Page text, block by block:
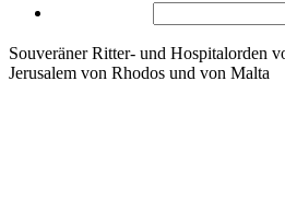
Souveräner Ritter- und Hospitalorden
Jerusalem von Rhodos und von Malta